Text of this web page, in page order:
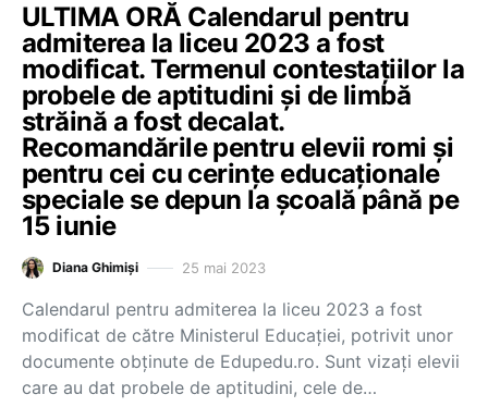
ULTIMA ORĂ Calendarul pentru
admiterea la liceu 2023 a fost
modificat. Termenul contestațiilor la
probele de aptitudini și de limbă
străină a fost decalat.
Recomandările pentru elevii romi și
pentru cei cu cerințe educaționale
speciale se depun la școală până pe
15 iunie
Diana Ghimiși 25 mai 2023
Calendarul pentru admiterea la liceu 2023 a fost
modificat de către Ministerul Educației, potrivit unor
documente obținute de Edupedu.ro. Sunt vizați elevii
care au dat probele de aptitudini, cele de…